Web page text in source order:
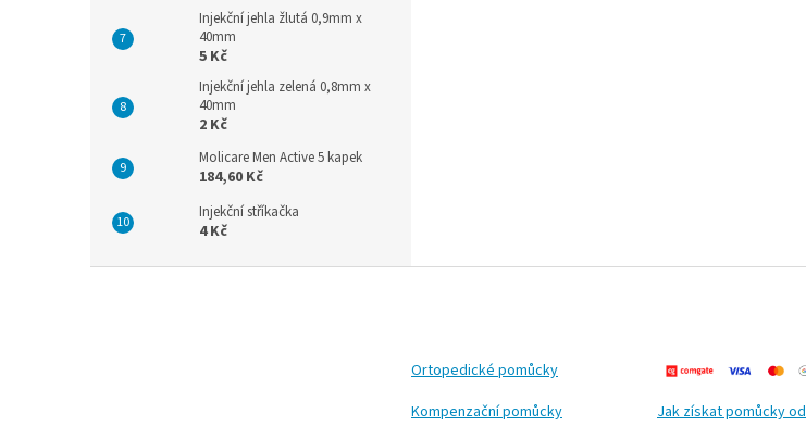
Injekční jehla žlutá 0,9mm x
40mm
5 Kč
Injekční jehla zelená 0,8mm x
40mm
2 Kč
Molicare Men Active 5 kapek
184,60 Kč
Injekční stříkačka
4 Kč
Ortopedické pomůcky
Kompenzační pomůcky
Jak získat pomůcky